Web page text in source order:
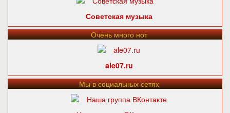
Советская музыка
Очень много нот
ale07.ru
Мы в социальных сетях